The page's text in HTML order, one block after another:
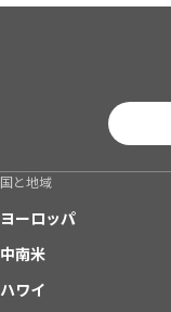
国と地域
ヨーロッパ
中南米
ハワイ